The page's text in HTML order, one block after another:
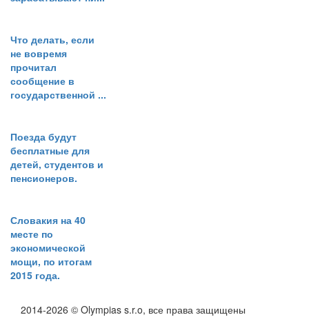
Что делать, если
не вовремя
прочитал
сообщение в
государственной ...
Поезда будут
бесплатные для
детей, студентов и
пенсионеров.
Словакия на 40
месте по
экономической
мощи, по итогам
2015 года.
2014-2026 © Olympias s.r.o, все права защищены